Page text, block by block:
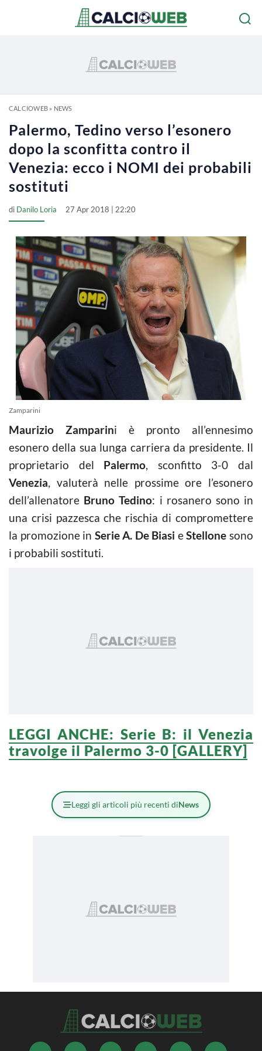
CALCIOWEB» NEWS
Palermo, Tedino verso l’esonero
dopo la sconfitta contro il
Venezia: ecco i NOMI dei probabili
sostituti
di Danilo Loria 27 Apr 2018 | 22:20
Zamparini
Maurizio Zamparini è pronto all’ennesimo
esonero della sua lunga carriera da presidente. Il
proprietario del Palermo, sconfitto 3-0 dal
Venezia, valuterà nelle prossime ore l’esonero
dell’allenatore Bruno Tedino: i rosanero sono in
una crisi pazzesca che rischia di compromettere
la promozione in Serie A. De Biasi eStellone sono
i probabili sostituti.
LEGGI ANCHE: Serie B: il Venezia
travolge il Palermo 3-0 [GALLERY]
Leggi gli articoli più recenti diNews